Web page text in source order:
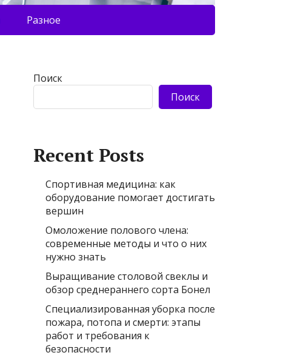
Разное
Поиск
Поиск
Recent Posts
Спортивная медицина: как
оборудование помогает достигать
вершин
Омоложение полового члена:
современные методы и что о них
нужно знать
Выращивание столовой свеклы и
обзор среднераннего сорта Бонел
Специализированная уборка после
пожара, потопа и смерти: этапы
работ и требования к
безопасности